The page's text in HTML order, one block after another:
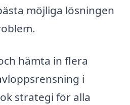
möjliga lösningen
hämta in flera
i
strategi för alla